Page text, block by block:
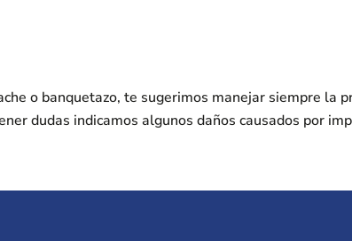
o banquetazo, te sugerimos manejar siempre la
dudas indicamos algunos daños causados por